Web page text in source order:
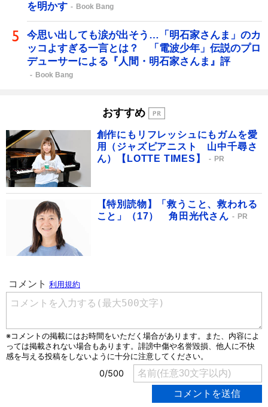
を明かす
Book Bang
今思い出しても涙が出そう…「明石家さんま」のカ
ッコよすぎる一言とは？ 「電波少年」伝説のプロ
デューサーによる『人間・明石家さんま』評
Book Bang
おすすめ
創作にもリフレッシュにもガムを愛
用（ジャズピアニスト 山中千尋さ
ん）【LOTTE TIMES】
PR
【特別読物】「救うこと、救われる
こと」（17） 角田光代さん
PR